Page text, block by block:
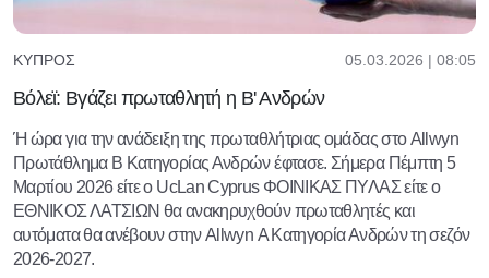
ΚΎΠΡΟΣ 05.03.2026 | 08:05
Βόλεϊ: Βγάζει πρωταθλητή η Β' Ανδρών
Ή ώρα για την ανάδειξη της πρωταθλήτριας ομάδας στο Allwyn
Πρωτάθλημα B Κατηγορίας Ανδρών έφτασε. Σήμερα Πέμπτη 5
Μαρτίου 2026 είτε ο UcLan Cyprus ΦΟΙΝΙΚΑΣ ΠΥΛΑΣ είτε ο
ΕΘΝΙΚΟΣ ΛΑΤΣΙΩΝ θα ανακηρυχθούν πρωταθλητές και
αυτόματα θα ανέβουν στην Allwyn Α Κατηγορία Ανδρών τη σεζόν
2026-2027.